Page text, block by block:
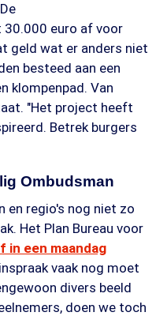
euro af voor
geld wat er anders niet
besteed aan een
klompenpad. Van
"Het project heeft
Betrek burgers
Ombudsman
en regio's nog niet zo
Het Plan Bureau voor
in een maandag
vaak nog moet
divers beeld
doen we toch